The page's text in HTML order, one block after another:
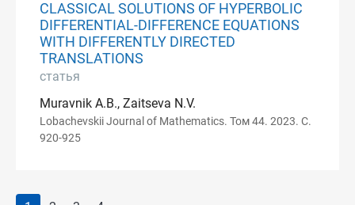
CLASSICAL SOLUTIONS OF HYPERBOLIC
DIFFERENTIAL-DIFFERENCE EQUATIONS
WITH DIFFERENTLY DIRECTED
TRANSLATIONS
статья
Muravnik A.B., Zaitseva N.V.
Lobachevskii Journal of Mathematics. Том 44. 2023. С.
920-925